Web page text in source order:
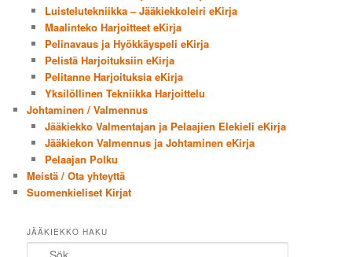
Luistelutekniikka – Jääkiekkoleiri eKirja
Maalinteko Harjoitteet eKirja
Pelinavaus ja Hyökkäyspeli eKirja
Pelistä Harjoituksiin eKirja
Pelitanne Harjoituksia eKirja
Yksilöllinen Tekniikka Harjoittelu
Johtaminen / Valmennus
Jääkiekko Valmentajan ja Pelaajien Elekieli eKirja
Jääkiekon Valmennus ja Johtaminen eKirja
Pelaajan Polku
Meistä / Ota yhteyttä
Suomenkieliset Kirjat
JÄÄKIEKKO HAKU